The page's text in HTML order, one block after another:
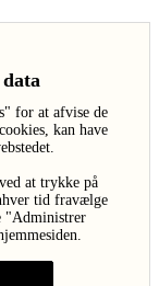
for at afvise de
kan have
at trykke på
tid fravælge
"Administrer